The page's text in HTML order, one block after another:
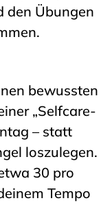
den Übungen
bewussten
„Selfcare-
– statt
loszulegen.
30 pro
Tempo